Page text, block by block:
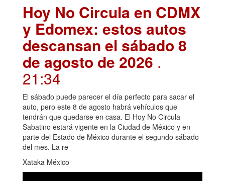
Hoy No Circula en CDMX
y Edomex: estos autos
descansan el sábado 8
de agosto de 2026 .
21:34
El sábado puede parecer el día perfecto para sacar el
auto, pero este 8 de agosto habrá vehículos que
tendrán que quedarse en casa. El Hoy No Circula
Sabatino estará vigente en la Ciudad de México y en
parte del Estado de México durante el segundo sábado
del mes. La re
Xataka México